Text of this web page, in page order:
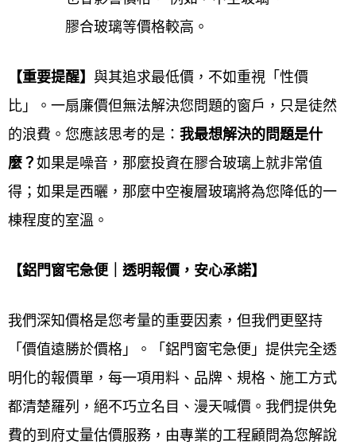
有更優良的品質，歡迎來電0800-707-808或加入LINE
台北內湖鋁門窗服務對象
鋁門窗工程宅急便提供台北內湖鋁門窗服務對象涵蓋
一般住宅、透天厝、公寓、集合社區大樓、公司行
號、辦公室、店面、餐廳、工廠、公家機關、學校
各類場所多元客群。服務旨在滿足
的採光、通風、隔音、安全、節能及美觀的多元需
裝、門窗換新及維修一站式解決方案，確保提供符合
現場環境與法規的最佳鋁門窗產品與服務。
台北內湖鋁門窗線上估價服務介
紹：
膠合玻璃等價格較高。
【重要提醒】 與其追求最低價，不如重視「性價
比」。一扇廉價但無法解決您問題的窗戶，只是徒然
的浪費。您應該思考的是： 我最想解決的問題是什
麼？ 如果是噪音，那麼投資在膠合玻璃上就非常值
得；如果是西曬，那麼中空複層玻璃將為您降低的一
棟程度的室溫。
【鋁門窗宅急便｜透明報價，安心承諾】
我們深知價格是您考量的重要因素，但我們更堅持
「價值遠勝於價格」。「鋁門窗宅急便」提供完全透
明化的報價單，每一項用料、品牌、規格、施工方式
都清楚羅列，絕不巧立名目、漫天喊價。我們提供免
費的到府丈量估價服務，由專業的工程顧問為您解說